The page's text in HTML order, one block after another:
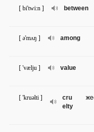
between
[ bi'twi:n ]
among
[ ə'mʌŋ ]
value
[ 'vælju ]
cru
elty
[ 'kruəlti ]